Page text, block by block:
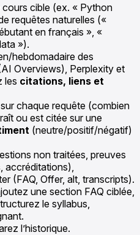
cible (ex. « Python
requêtes naturelles («
en français », «
»).
hebdomadaire des
Overviews), Perplexity et
les citations, liens et
chaque requête (combien
ou est citée sur une
(neutre/positif/négatif)
non traitées, preuves
accréditations),
(FAQ, Offer, alt, transcripts).
une section FAQ ciblée,
le syllabus,
l’historique.